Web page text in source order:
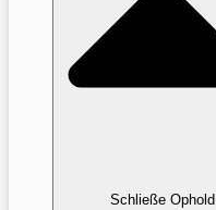
Schließe Ophold